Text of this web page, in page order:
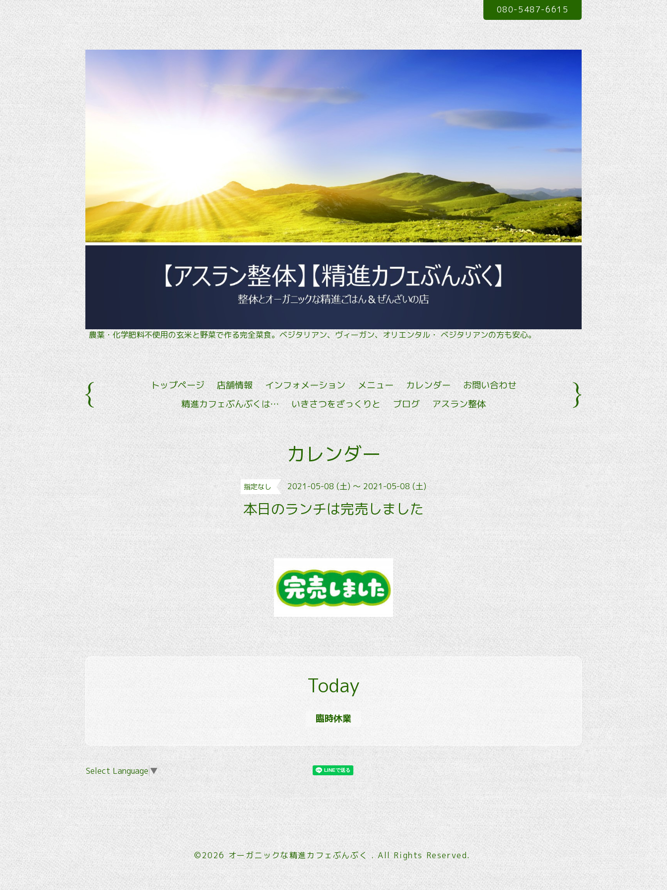
農薬・化学肥料不使用の玄米と野菜で作る完全菜食。ベジタリアン、ヴィーガン、オリエンタル・ ベジタリアンの方も安心。
080-5487-6615
トップページ 店舗情報 インフォメーション メニュー カレンダー
お問い合わせ
精進カフェぶんぶくは…
いきさつをざっくりと ブログ アスラン整体
カレンダー
指定なし 2021-05-08 (土) ～ 2021-05-08 (土)
本日のランチは完売しました
Today
臨時休業
Select Language ▼
©2026 オーガニックな精進カフェぶんぶく . All Rights Reserved.